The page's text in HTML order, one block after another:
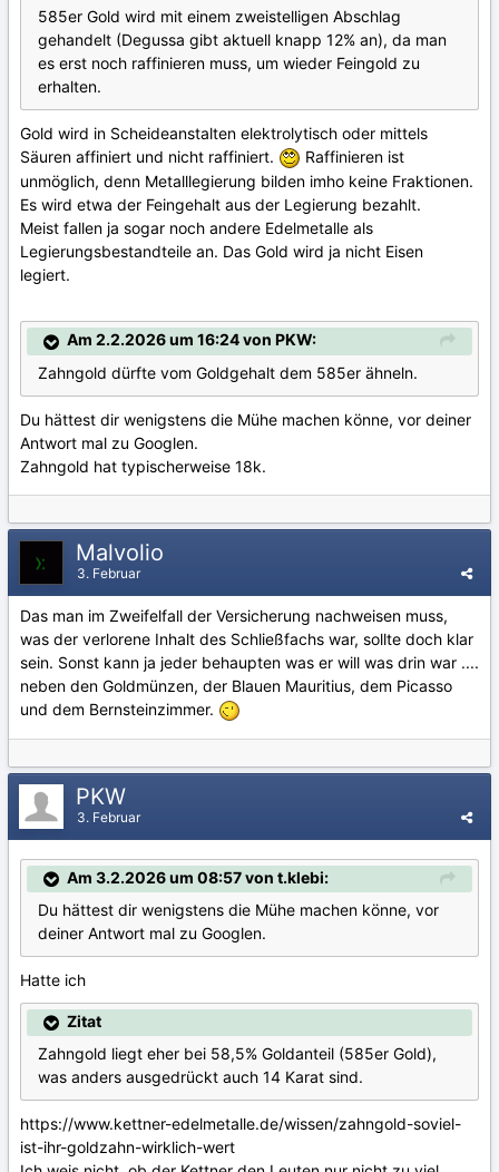
585er Gold wird mit einem zweistelligen Abschlag
gehandelt (Degussa gibt aktuell knapp 12% an), da man
es erst noch raffinieren muss, um wieder Feingold zu
erhalten.
Gold wird in Scheideanstalten elektrolytisch oder mittels
Säuren affiniert und nicht raffiniert.
Raffinieren ist
unmöglich, denn Metalllegierung bilden imho keine Fraktionen.
Es wird etwa der Feingehalt aus der Legierung bezahlt.
Meist fallen ja sogar noch andere Edelmetalle als
Legierungsbestandteile an. Das Gold wird ja nicht Eisen
legiert.
Am 2.2.2026 um 16:24 von PKW:
Zahngold dürfte vom Goldgehalt dem 585er ähneln.
Du hättest dir wenigstens die Mühe machen könne, vor deiner
Antwort mal zu Googlen.
Zahngold hat typischerweise 18k.
Malvolio
3. Februar
Das man im Zweifelfall der Versicherung nachweisen muss,
was der verlorene Inhalt des Schließfachs war, sollte doch klar
sein. Sonst kann ja jeder behaupten was er will was drin war ....
neben den Goldmünzen, der Blauen Mauritius, dem Picasso
und dem Bernsteinzimmer.
PKW
3. Februar
Am 3.2.2026 um 08:57 von t.klebi:
Du hättest dir wenigstens die Mühe machen könne, vor
deiner Antwort mal zu Googlen.
Hatte ich
Zitat
Zahngold liegt eher bei 58,5% Goldanteil (585er Gold),
was anders ausgedrückt auch 14 Karat sind.
https://www.kettner-edelmetalle.de/wissen/zahngold-soviel-
ist-ihr-goldzahn-wirklich-wert